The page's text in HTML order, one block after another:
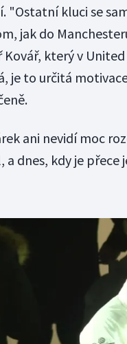
"Ostatní kluci se
jak do
Kovář, který v
je to určitá
ani nevidí moc
a dnes, kdy je